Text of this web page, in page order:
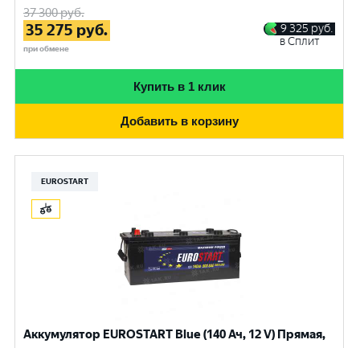
37 300руб.
35 275 руб.
при обмене
9 325 руб.
в Сплит
Купить в 1 клик
Добавить в корзину
EUROSTART
Аккумулятор EUROSTART Blue (140 Ач, 12 V) Прямая,